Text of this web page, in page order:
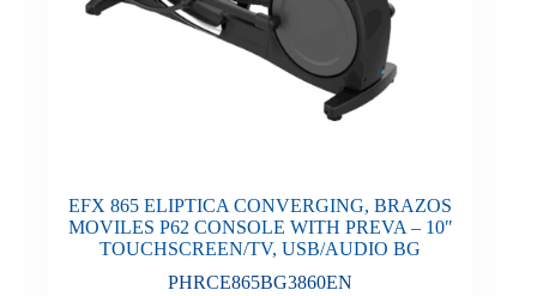
EFX 865 ELIPTICA CONVERGING, BRAZOS
MOVILES P62 CONSOLE WITH PREVA – 10″
TOUCHSCREEN/TV, USB/AUDIO BG
PHRCE865BG3860EN